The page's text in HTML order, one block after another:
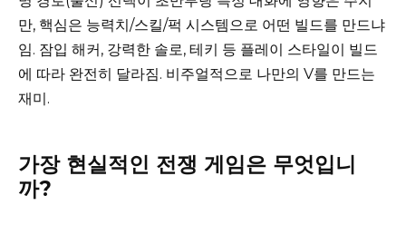
만, 핵심은 능력치/스킬/퍽 시스템으로 어떤 빌드를 만드냐
임. 잠입 해커, 강력한 솔로, 테키 등 플레이 스타일이 빌드
에 따라 완전히 달라짐. 비주얼적으로 나만의 V를 만드는
재미.
가장 현실적인 전쟁 게임은 무엇입니
까?